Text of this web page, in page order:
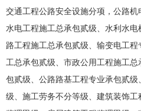
交通工程公路安全设施分项，公路机
水电工程施工总承包贰级、水利水
路工程施工总承包贰级、输变电工
工总承包贰级、市政公用工程施工
包贰级、公路路基工程专业承包贰
级、施工劳务不分等级、建筑装饰